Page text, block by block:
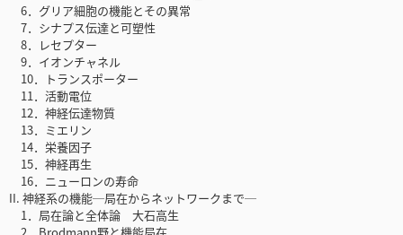
6．グリア細胞の機能とその異常
7．シナプス伝達と可塑性
8．レセプター
9．イオンチャネル
10．トランスポーター
11．活動電位
12．神経伝達物質
13．ミエリン
14．栄養因子
15．神経再生
16．ニューロンの寿命
II. 神経系の機能─局在からネットワークまで─
1．局在論と全体論 大石高生